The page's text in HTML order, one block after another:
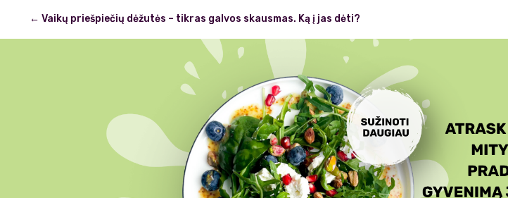
Post
navigation
← Vaikų priešpiečių dėžutės – tikras galvos skausmas. Ką į jas dėti?